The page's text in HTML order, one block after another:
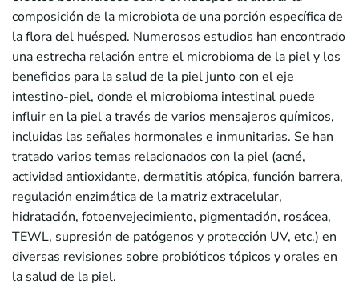
composición de la microbiota de una porción específica de
la flora del huésped. Numerosos estudios han encontrado
una estrecha relación entre el microbioma de la piel y los
beneficios para la salud de la piel junto con el eje
intestino-piel, donde el microbioma intestinal puede
influir en la piel a través de varios mensajeros químicos,
incluidas las señales hormonales e inmunitarias. Se han
tratado varios temas relacionados con la piel (acné,
actividad antioxidante, dermatitis atópica, función barrera,
regulación enzimática de la matriz extracelular,
hidratación, fotoenvejecimiento, pigmentación, rosácea,
TEWL, supresión de patógenos y protección UV, etc.) en
diversas revisiones sobre probióticos tópicos y orales en
la salud de la piel.